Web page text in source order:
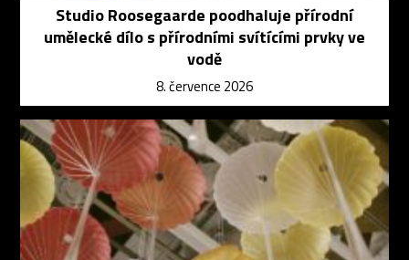
Studio Roosegaarde poodhaluje přírodní
umělecké dílo s přírodními svítícími prvky ve
vodě
8. července 2026